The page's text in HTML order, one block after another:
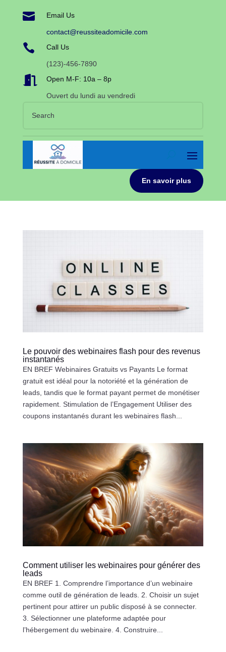
 Email Us
contact@reussiteadomicile.com
 Call Us
(123)-456-7890
 Open M-F: 10a – 8p
Ouvert du lundi au vendredi
En savoir plus
Le pouvoir des webinaires flash pour des revenus
instantanés
EN BREF Webinaires Gratuits vs Payants Le format
gratuit est idéal pour la notoriété et la génération de
leads, tandis que le format payant permet de monétiser
rapidement. Stimulation de l’Engagement Utiliser des
coupons instantanés durant les webinaires flash...
Comment utiliser les webinaires pour générer des
leads
EN BREF 1. Comprendre l’importance d’un webinaire
comme outil de génération de leads. 2. Choisir un sujet
pertinent pour attirer un public disposé à se connecter.
3. Sélectionner une plateforme adaptée pour
l’hébergement du webinaire. 4. Construire...